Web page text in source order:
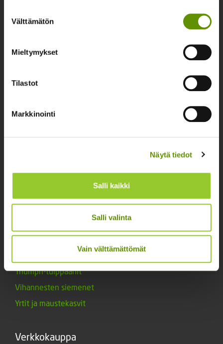
valinta
Välttämätön
Mieltymykset
Tilastot
Markkinointi
Näytä tiedot
Salli kaikki
Salli valinta
Vain välttämättömät
Noutopiste avoinna sopimuksen mukaan ja arkisin 10-
Facebook
Instagram
Osastottomat tuotteet
Maanparannusaineet
Muut siemenet
Siemenperunat
Triumph-tulppaanit
Vihannesten siemenet
Yrtit ja maustekasvit
Verkkokauppa